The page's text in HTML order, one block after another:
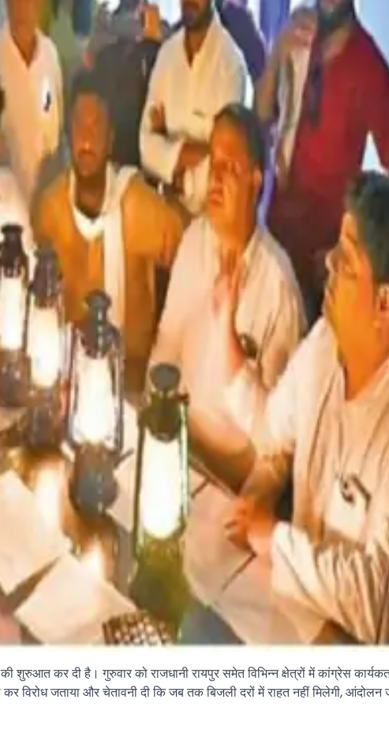
शुरुआत कर दी है। गुरुवार को राजधानी रायपुर समेत विभिन्न क्षेत्रों में कांग्रेस
विरोध जताया और चेतावनी दी कि जब तक बिजली दरों में राहत नहीं मिलेगी, आंदोलन